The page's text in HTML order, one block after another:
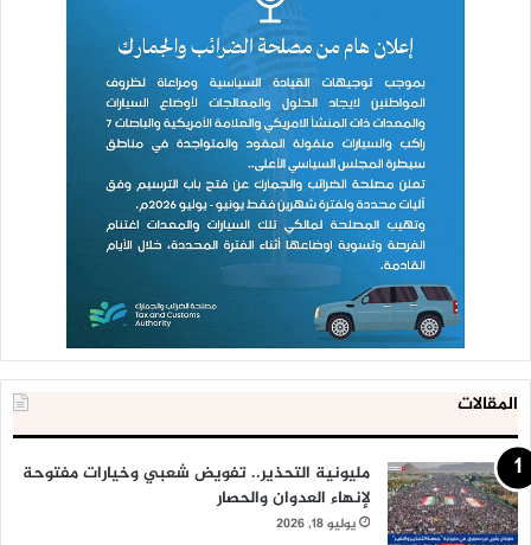
المقالات
مليونية التحذير.. تفويض شعبي وخيارات مفتوحة
لإنهاء العدوان والحصار
يوليو 18, 2026